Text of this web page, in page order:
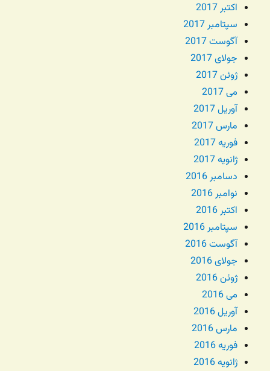
اکتبر 2017
سپتامبر 2017
آگوست 2017
جولای 2017
ژوئن 2017
می 2017
آوریل 2017
مارس 2017
فوریه 2017
ژانویه 2017
دسامبر 2016
نوامبر 2016
اکتبر 2016
سپتامبر 2016
آگوست 2016
جولای 2016
ژوئن 2016
می 2016
آوریل 2016
مارس 2016
فوریه 2016
ژانویه 2016